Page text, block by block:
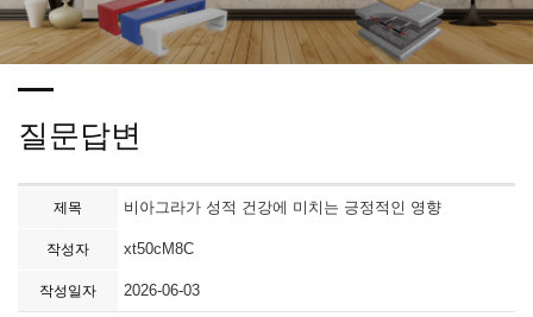
질문답변
제목 비아그라가 성적 건강에 미치는 긍정적인 영향
작성자 xt50cM8C
작성일자 2026-06-03